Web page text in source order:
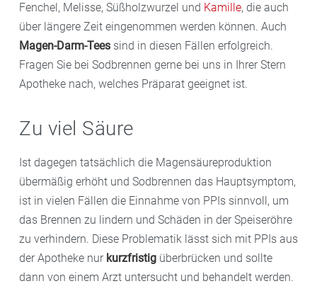
Fenchel, Melisse, Süßholzwurzel und Kamille, die auch
über längere Zeit eingenommen werden können. Auch
Magen-Darm-Tees sind in diesen Fällen erfolgreich.
Fragen Sie bei Sodbrennen gerne bei uns in Ihrer Stern
Apotheke nach, welches Präparat geeignet ist.
Zu viel Säure
Ist dagegen tatsächlich die Magensäureproduktion
übermäßig erhöht und Sodbrennen das Hauptsymptom,
ist in vielen Fällen die Einnahme von PPIs sinnvoll, um
das Brennen zu lindern und Schäden in der Speiseröhre
zu verhindern. Diese Problematik lässt sich mit PPIs aus
der Apotheke nur kurzfristig überbrücken und sollte
dann von einem Arzt untersucht und behandelt werden.